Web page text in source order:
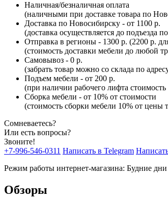
Наличная/безналичная оплата
(наличными при доставке товара по
Доставка по Новосибирску - от 1100 р.
(доставка осуществляется до подъезда
Отправка в регионы - 1300 р. (2200 р.
(стоимость доставки мебели до любой
Самовывоз - 0 р.
(забрать товар можно со склада по
Подъем мебели - от 200 р.
(при наличии рабочего лифта
Сборка мебели - от 10% от стоимости
(стоимость сборки мебели 10% от цены
Сомневаетесь?
Или есть вопросы?
Звоните!
+7-996-546-0311 Написать в Telegram
Режим работы интернет-магазина: Будние
Обзоры